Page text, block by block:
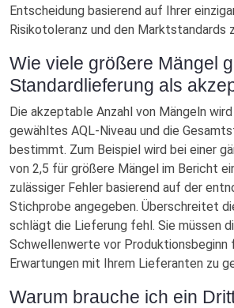
Entscheidung basierend auf Ihrer
Risikotoleranz und den Marktstandards
Wie viele größere Mängel
Standardlieferung als
Die akzeptable Anzahl von Mängeln
gewähltes AQL-Niveau und die
bestimmt. Zum Beispiel wird bei einer
von 2,5 für größere Mängel im Bericht
zulässiger Fehler basierend auf der
Stichprobe angegeben. Überschreitet
schlägt die Lieferung fehl. Sie müssen
Schwellenwerte vor Produktionsbeginn
Erwartungen mit Ihrem Lieferanten zu
Warum brauche ich ein